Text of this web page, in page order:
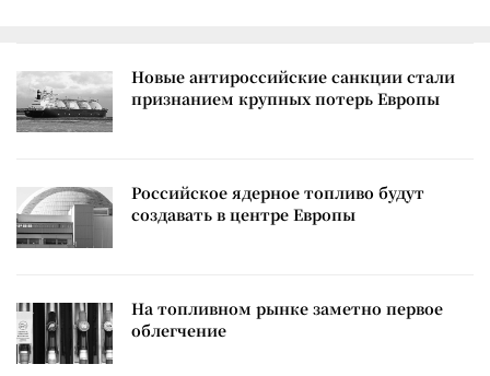
Новые антироссийские санкции стали
признанием крупных потерь Европы
Российское ядерное топливо будут
создавать в центре Европы
На топливном рынке заметно первое
облегчение